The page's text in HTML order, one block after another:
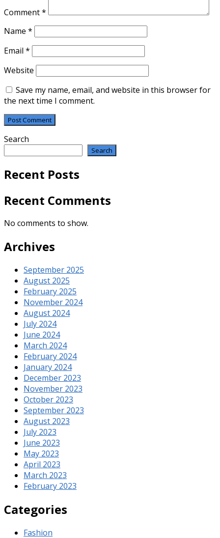
Comment*
Name *
Email *
Website
Save my name, email, and website in this browser for
the next time I comment.
Search
Search
Recent Posts
Recent Comments
No comments to show.
Archives
September 2025
August 2025
February 2025
November 2024
August 2024
July 2024
June 2024
March 2024
February 2024
January 2024
December 2023
November 2023
October 2023
September 2023
August 2023
July 2023
June 2023
May 2023
April 2023
March 2023
February 2023
Categories
Fashion